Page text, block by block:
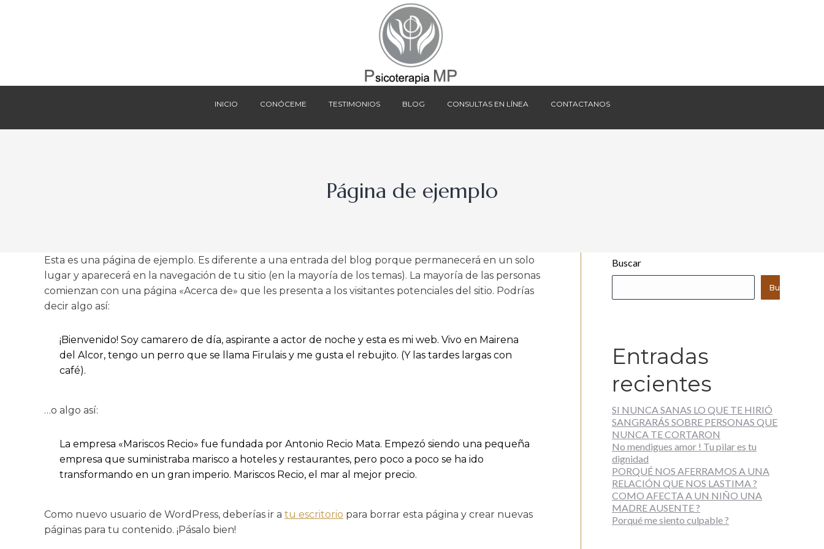
INICIO CONÓCEME TESTIMONIOS BLOG CONSULTAS EN LÍNEA CONTACTANOS
Página de ejemplo
Esta es una página de ejemplo. Es diferente a una entrada del blog porque permanecerá en un solo
lugar y aparecerá en la navegación de tu sitio (en la mayoría de los temas). La mayoría de las personas
comienzan con una página «Acerca de» que les presenta a los visitantes potenciales del sitio. Podrías
decir algo así:
¡Bienvenido! Soy camarero de día, aspirante a actor de noche y esta es mi web. Vivo en Mairena
del Alcor, tengo un perro que se llama Firulais y me gusta el rebujito. (Y las tardes largas con
café).
…o algo así:
La empresa «Mariscos Recio» fue fundada por Antonio Recio Mata. Empezó siendo una pequeña
empresa que suministraba marisco a hoteles y restaurantes, pero poco a poco se ha ido
transformando en un gran imperio. Mariscos Recio, el mar al mejor precio.
Como nuevo usuario de WordPress, deberías ir a tu escritorio para borrar esta página y crear nuevas
páginas para tu contenido. ¡Pásalo bien!
Buscar
Buscar
Entradas
recientes
SI NUNCA SANAS LO QUE TE HIRIÓ
SANGRARÁS SOBRE PERSONAS QUE
NUNCA TE CORTARON
No mendigues amor ! Tu pilar es tu
dignidad
PORQUÉ NOS AFERRAMOS A UNA
RELACIÓN QUE NOS LASTIMA ?
COMO AFECTA A UN NIÑO UNA
MADRE AUSENTE ?
Porqué me siento culpable ?
BLOG